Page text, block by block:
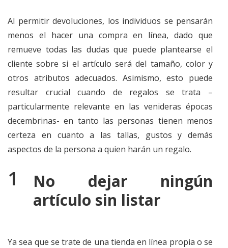
Al permitir devoluciones, los individuos se pensarán
menos el hacer una compra en línea, dado que
remueve todas las dudas que puede plantearse el
cliente sobre si el artículo será del tamaño, color y
otros atributos adecuados. Asimismo, esto puede
resultar crucial cuando de regalos se trata –
particularmente relevante en las venideras épocas
decembrinas- en tanto las personas tienen menos
certeza en cuanto a las tallas, gustos y demás
aspectos de la persona a quien harán un regalo.
No dejar ningún
artículo sin listar
Ya sea que se trate de una tienda en línea propia o se